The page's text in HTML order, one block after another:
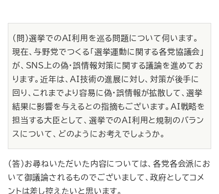
（問）選挙でのAI利用を巡る問題について伺います。
現在、与野党でつくる「選挙運動に関する各党協議会」
が、SNS上の偽・誤情報対策に関する議論を進めてお
ります。近年は、AI技術の進展に対し、対策が後手に
回り、これまでより容易に偽・誤情報が拡散して、選挙
結果に影響を与えるとの指摘もございます。AI戦略を
担当する大臣として、選挙でのAI利用と規制のバラン
スについて、どのようにお考えでしょうか。
（答）お尋ねいただいた内容については、各党各会派にお
いて御議論されるものでございまして、政府としてコメ
ントは差し控えたいと思います。